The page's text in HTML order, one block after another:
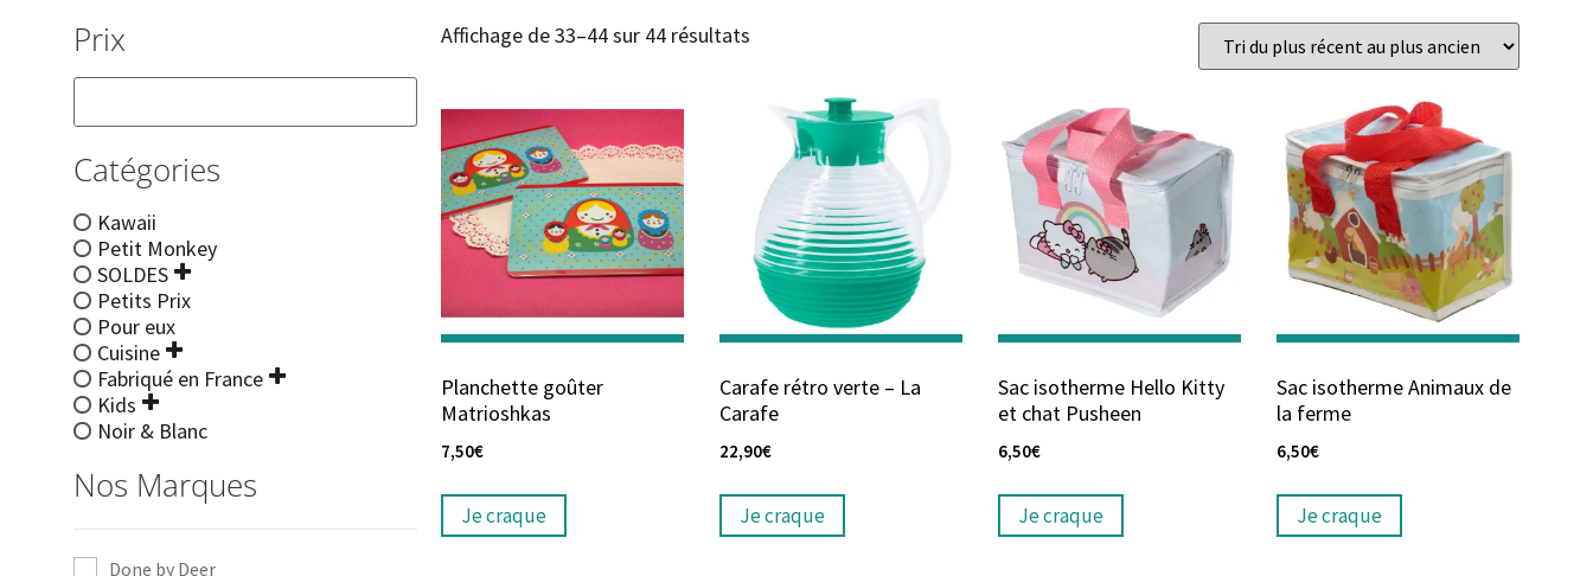
Prix
Catégories
Kawaii
Petit Monkey
SOLDES
Petits Prix
Pour eux
Cuisine
Fabriqué en France
Kids
Noir & Blanc
Nos Marques
Done by Deer
Affichage de 33–44 sur 44 résultats
Planchette goûter
Matrioshkas
7,50€
Je craque
Carafe rétro verte – La
Carafe
22,90€
Je craque
Sac isotherme Hello Kitty
et chat Pusheen
6,50€
Je craque
Sac isotherme Animaux de
la ferme
6,50€
Je craque